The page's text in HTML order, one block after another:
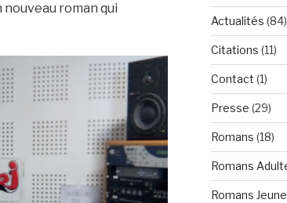
nouveau roman qui
Actualités (84)
Citations (11)
Contact (1)
Presse (29)
Romans (18)
Romans
Romans